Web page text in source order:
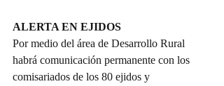
ALERTA EN EJIDOS
Por medio del área de Desarrollo Rural
habrá comunicación permanente con los
comisariados de los 80 ejidos y